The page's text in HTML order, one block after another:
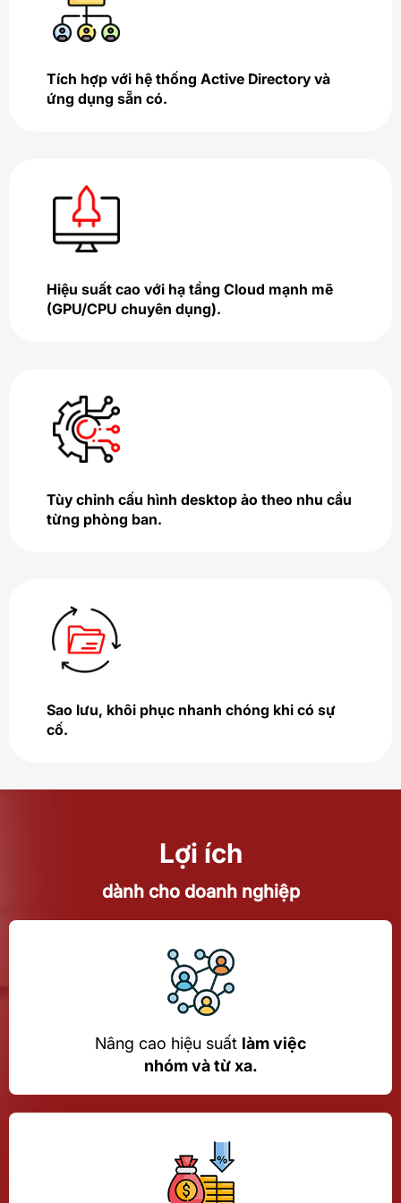
Tích hợp với hệ thống Active Directory và
ứng dụng sẵn có.
Hiệu suất cao với hạ tầng Cloud mạnh mẽ
(GPU/CPU chuyên dụng).
Tùy chỉnh cấu hình desktop ảo theo nhu cầu
từng phòng ban.
Sao lưu, khôi phục nhanh chóng khi có sự
cố.
Lợi ích
dành cho doanh nghiệp
Nâng cao hiệu suất làm việc
nhóm và từ xa.